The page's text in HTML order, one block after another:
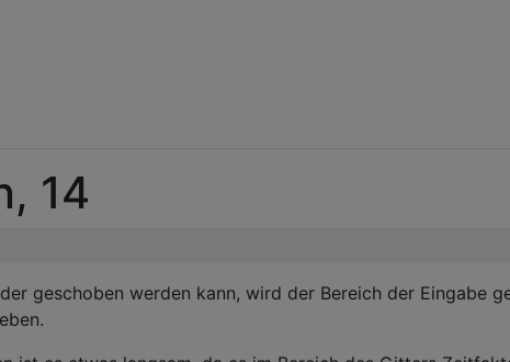
14
geschoben werden kann, wird der Bereich der Eingabe